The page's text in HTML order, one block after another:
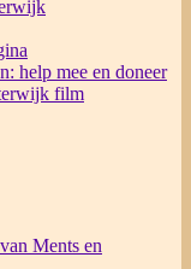
help mee en doneer
film
Ments en